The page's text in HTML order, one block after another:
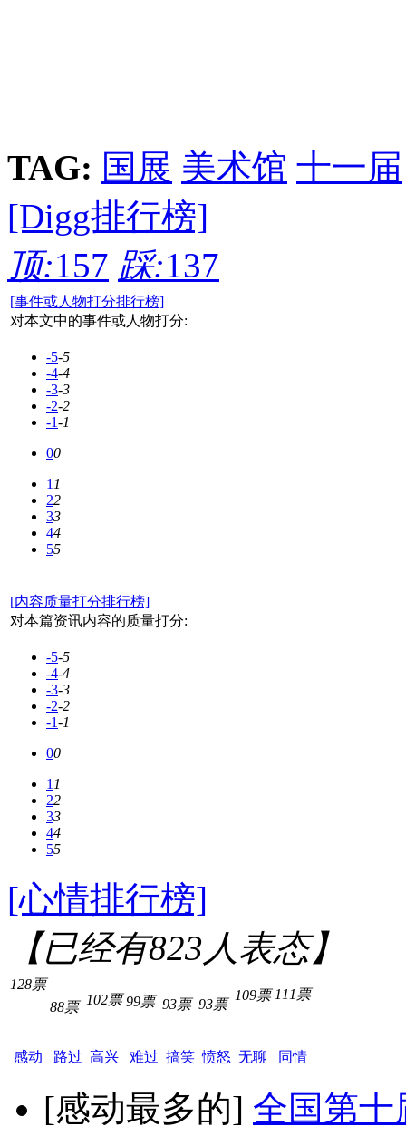
TAG: 国展 美术馆 十一届
[Digg排行榜]
顶:157 踩:137
[事件或人物打分排行榜]
对本文中的事件或人物打分:
-5-5
-4-4
-3-3
-2-2
-1-1
00
11
22
33
44
55
[内容质量打分排行榜]
对本篇资讯内容的质量打分:
-5-5
-4-4
-3-3
-2-2
-1-1
00
11
22
33
44
55
[心情排行榜]
【已经有823人表态】
128票
感动
88票
路过
102票
高兴
99票
难过
93票
搞笑
93票
愤怒
109票
无聊
111票
同情
[感动最多的] 全国第十